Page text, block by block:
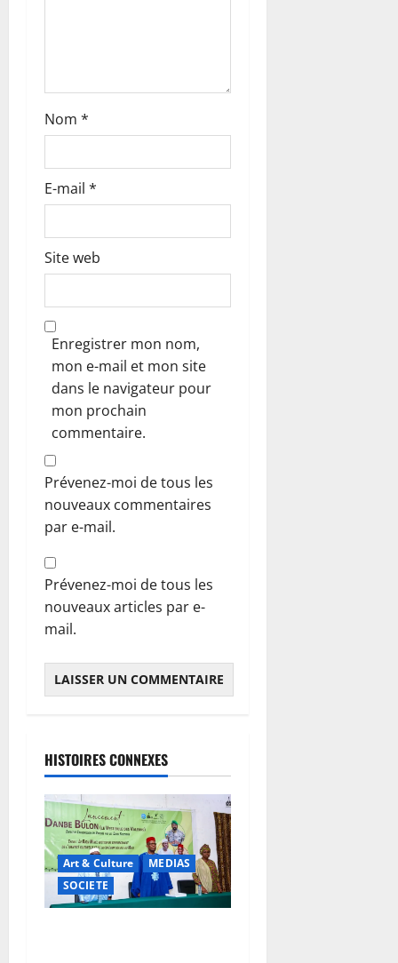
i
c
l
e
Nom *
E-mail *
Site web
Enregistrer mon nom,
mon e-mail et mon site
dans le navigateur pour
mon prochain
commentaire.
Prévenez-moi de tous les
nouveaux commentaires
par e-mail.
Prévenez-moi de tous les
nouveaux articles par e-
mail.
HISTOIRES CONNEXES
Art & Culture
MEDIAS
SOCIETE